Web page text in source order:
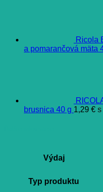
Ricola
a pomarančová mäta
brusnica 40 g 1,29 € s
Výdaj
Typ produktu